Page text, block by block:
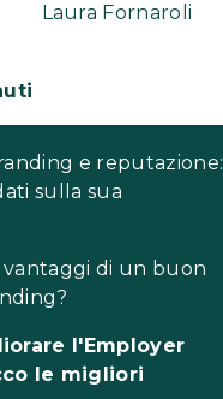
Laura Fornaroli
e reputazione:
sulla sua
vantaggi di un buon
l'Employer
le migliori